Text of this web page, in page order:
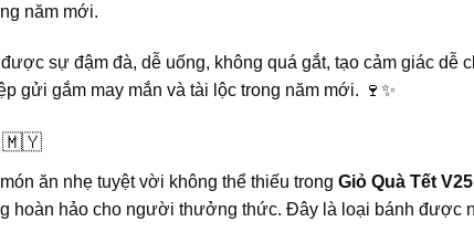
năm mới.
sự đậm đà, dễ uống, không quá gắt, tạo cảm giác
gửi gắm may mắn và tài lộc trong năm mới. 🍷✨
ăn nhẹ tuyệt vời không thể thiếu trong Giỏ Quà Tết
hoàn hảo cho người thưởng thức. Đây là loại bánh